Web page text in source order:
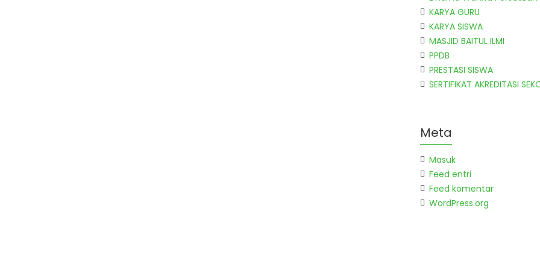
KARYA GURU
KARYA SISWA
MASJID BAITUL ILMI
PPDB
PRESTASI SISWA
SERTIFIKAT AKREDITASI
Meta
Masuk
Feed entri
Feed komentar
WordPress.org